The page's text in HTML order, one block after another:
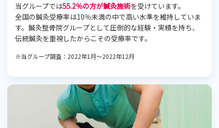
当グループでは55.2％の方が鍼灸施術を受けています。
全国の鍼灸受療率は10％未満の中で高い水準を維持していま
す。鍼灸整骨院グループとして圧倒的な経験・実績を持ち、
伝統鍼灸を重視したからこその受療率です。
※当グループ調査：2022年1月～2022年12月